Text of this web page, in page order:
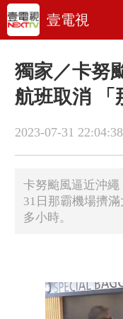
壹電視
獨家／卡努
航班取消 「
2023-07-31 22:04:38
卡努颱風逼近沖
31日那霸機場擠
多小時。